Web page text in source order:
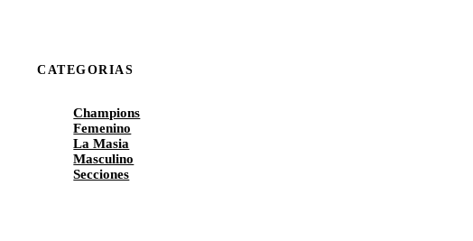
CATEGORIAS
Champions
Femenino
La Masia
Masculino
Secciones